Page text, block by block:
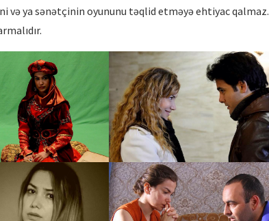
və ya sənətçinin oyununu təqlid etməyə ehtiyac qalmaz.